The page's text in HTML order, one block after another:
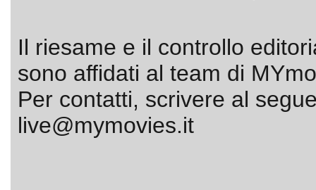
Il riesame e il controllo
sono affidati al team di
Per contatti, scrivere al
live@mymovies.it